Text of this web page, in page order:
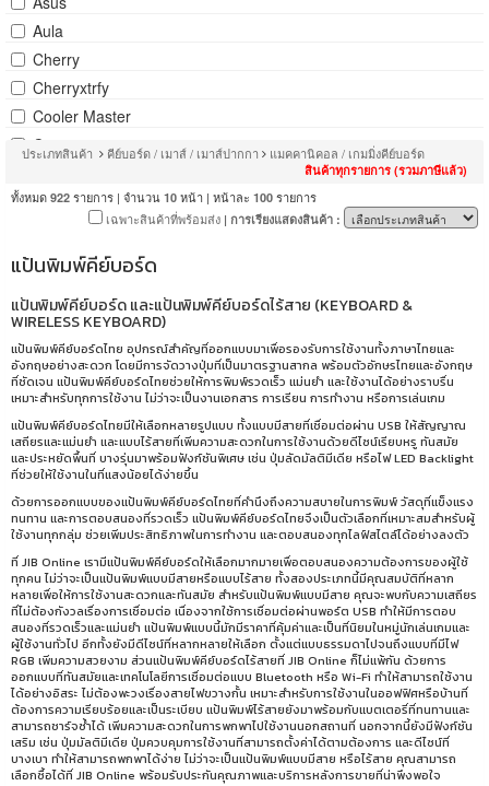
Aula
Cherry
Cherryxtrfy
Cooler Master
Corsair
EGA
Fantech
Fiio
Gravastar
HP
HyperX
Keychron
Lenovo
Logitech
Logitech G
Mistel
MSI
Neolution
Nubwo
Nuphy
Onikuma
Rapoo
Razer
Redragon
Royal Kludge
ประเภทสินค้า คีย์บอร์ด / เมาส์ / เมาส์ปากกา แมคคานิคอล / เกมมิ่งคีย์บอร์ด
สินค้าทุกรายการ (รวมภาษีแล้ว)
ทั้งหมด 922 รายการ | จำนวน 10 หน้า | หน้าละ 100 รายการ
เฉพาะสินค้าที่พร้อมส่ง | การเรียงแสดงสินค้า :
แป้นพิมพ์คีย์บอร์ด
แป้นพิมพ์คีย์บอร์ด และแป้นพิมพ์คีย์บอร์ดไร้สาย (KEYBOARD &
WIRELESS KEYBOARD)
แป้นพิมพ์คีย์บอร์ดไทย อุปกรณ์สำคัญที่ออกแบบมาเพื่อรองรับการใช้งานทั้งภาษาไทยและ
อังกฤษอย่างสะดวก โดยมีการจัดวางปุ่มที่เป็นมาตรฐานสากล พร้อมตัวอักษรไทยและอังกฤษ
ที่ชัดเจน แป้นพิมพ์คีย์บอร์ดไทยช่วยให้การพิมพ์รวดเร็ว แม่นยำ และใช้งานได้อย่างราบรื่น
เหมาะสำหรับทุกการใช้งาน ไม่ว่าจะเป็นงานเอกสาร การเรียน การทำงาน หรือการเล่นเกม
แป้นพิมพ์คีย์บอร์ดไทยมีให้เลือกหลายรูปแบบ ทั้งแบบมีสายที่เชื่อมต่อผ่าน USB ให้สัญญาณ
เสถียรและแม่นยำ และแบบไร้สายที่เพิ่มความสะดวกในการใช้งานด้วยดีไซน์เรียบหรู ทันสมัย
และประหยัดพื้นที่ บางรุ่นมาพร้อมฟังก์ชันพิเศษ เช่น ปุ่มลัดมัลติมีเดีย หรือไฟ LED Backlight
ที่ช่วยให้ใช้งานในที่แสงน้อยได้ง่ายขึ้น
ด้วยการออกแบบของแป้นพิมพ์คีย์บอร์ดไทยที่คำนึงถึงความสบายในการพิมพ์ วัสดุที่แข็งแรง
ทนทาน และการตอบสนองที่รวดเร็ว แป้นพิมพ์คีย์บอร์ดไทยจึงเป็นตัวเลือกที่เหมาะสมสำหรับผู้
ใช้งานทุกกลุ่ม ช่วยเพิ่มประสิทธิภาพในการทำงาน และตอบสนองทุกไลฟ์สไตล์ได้อย่างลงตัว
ที่ JIB Online เรามีแป้นพิมพ์คีย์บอร์ดให้เลือกมากมายเพื่อตอบสนองความต้องการของผู้ใช้
ทุกคน ไม่ว่าจะเป็นแป้นพิมพ์แบบมีสายหรือแบบไร้สาย ทั้งสองประเภทนี้มีคุณสมบัติที่หลาก
หลายเพื่อให้การใช้งานสะดวกและทันสมัย สำหรับแป้นพิมพ์แบบมีสาย คุณจะพบกับความเสถียร
ที่ไม่ต้องกังวลเรื่องการเชื่อมต่อ เนื่องจากใช้การเชื่อมต่อผ่านพอร์ต USB ทำให้มีการตอบ
สนองที่รวดเร็วและแม่นยำ แป้นพิมพ์แบบนี้มักมีราคาที่คุ้มค่าและเป็นที่นิยมในหมู่นักเล่นเกมและ
ผู้ใช้งานทั่วไป อีกทั้งยังมีดีไซน์ที่หลากหลายให้เลือก ตั้งแต่แบบธรรมดาไปจนถึงแบบที่มีไฟ
RGB เพิ่มความสวยงาม ส่วนแป้นพิมพ์คีย์บอร์ดไร้สายที่ JIB Online ก็ไม่แพ้กัน ด้วยการ
ออกแบบที่ทันสมัยและเทคโนโลยีการเชื่อมต่อแบบ Bluetooth หรือ Wi-Fi ทำให้สามารถใช้งาน
ได้อย่างอิสระ ไม่ต้องพะวงเรื่องสายไฟขวางกั้น เหมาะสำหรับการใช้งานในออฟฟิศหรือบ้านที่
ต้องการความเรียบร้อยและเป็นระเบียบ แป้นพิมพ์ไร้สายยังมาพร้อมกับแบตเตอรี่ที่ทนทานและ
สามารถชาร์จซ้ำได้ เพิ่มความสะดวกในการพกพาไปใช้งานนอกสถานที่ นอกจากนี้ยังมีฟังก์ชัน
เสริม เช่น ปุ่มมัลติมีเดีย ปุ่มควบคุมการใช้งานที่สามารถตั้งค่าได้ตามต้องการ และดีไซน์ที่
บางเบา ทำให้สามารถพกพาได้ง่าย ไม่ว่าจะเป็นแป้นพิมพ์แบบมีสาย หรือไร้สาย คุณสามารถ
เลือกซื้อได้ที่ JIB Online พร้อมรับประกันคุณภาพและบริการหลังการขายที่น่าพึงพอใจ